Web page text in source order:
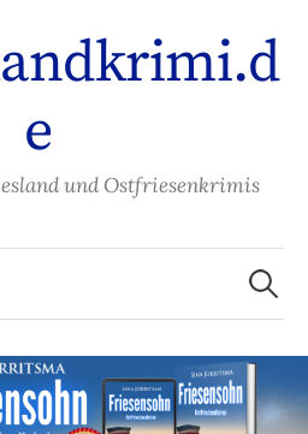
e
und Ostfriesenkrimis
Suchen
nach: